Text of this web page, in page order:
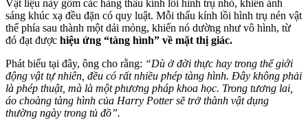
Vật liệu này gồm các hàng thấu kính lồi hình trụ nhỏ, khiến ánh
sáng khúc xạ đều đặn có quy luật. Mỗi thấu kính lồi hình trụ nén vật
thể phía sau thành một dải mỏng, khiến nó dường như vô hình, từ
đó đạt được hiệu ứng “tàng hình” về mặt thị giác.
Phát biểu tại đây, ông cho rằng: “Dù ở đời thực hay trong thế giới
động vật tự nhiên, đều có rất nhiều phép tàng hình. Đây không phải
là phép thuật, mà là một phương pháp khoa học. Trong tương lai,
áo choàng tàng hình của Harry Potter sẽ trở thành vật dụng
thường ngày trong tủ đồ”.